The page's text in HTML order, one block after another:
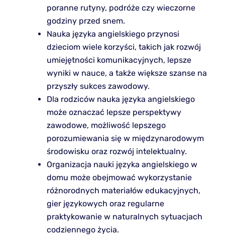
poranne rutyny, podróże czy wieczorne
godziny przed snem.
Nauka języka angielskiego przynosi
dzieciom wiele korzyści, takich jak rozwój
umiejętności komunikacyjnych, lepsze
wyniki w nauce, a także większe szanse na
przyszły sukces zawodowy.
Dla rodziców nauka języka angielskiego
może oznaczać lepsze perspektywy
zawodowe, możliwość lepszego
porozumiewania się w międzynarodowym
środowisku oraz rozwój intelektualny.
Organizacja nauki języka angielskiego w
domu może obejmować wykorzystanie
różnorodnych materiałów edukacyjnych,
gier językowych oraz regularne
praktykowanie w naturalnych sytuacjach
codziennego życia.